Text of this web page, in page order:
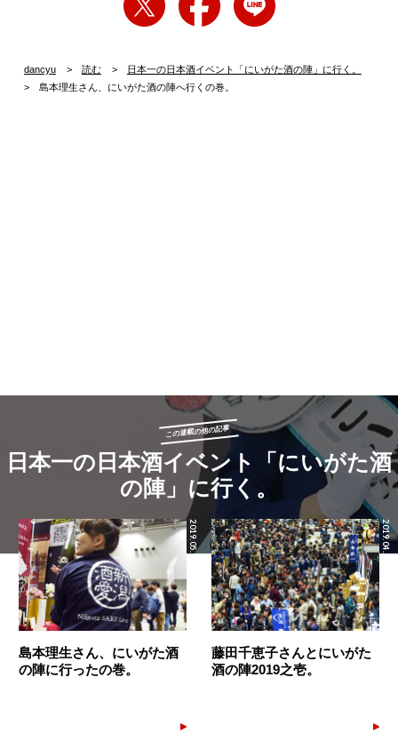
dancyu 読む
日本一の日本酒イベント「にいがた酒の陣」に行く。
島本理生さん、にいがた酒の陣へ行くの巻。
この連載の他の記事
日本一の日本酒イベント「にいがた酒
の陣」に行く。
2019.05.14
島本理生さん、にいがた酒
の陣に行ったの巻。
2019.04.24
藤田千恵子さんとにいがた
酒の陣2019之壱。